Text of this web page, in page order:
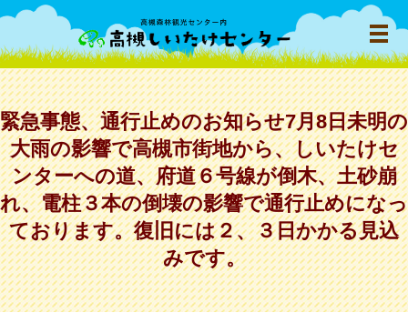
メ
緊急事態、通行止めのお知らせ7月8日未明の
大雨の影響で高槻市街地から、しいたけセ
ンターへの道、府道６号線が倒木、土砂崩
れ、電柱３本の倒壊の影響で通行止めになっ
ております。復旧には２、３日かかる見込
みです。